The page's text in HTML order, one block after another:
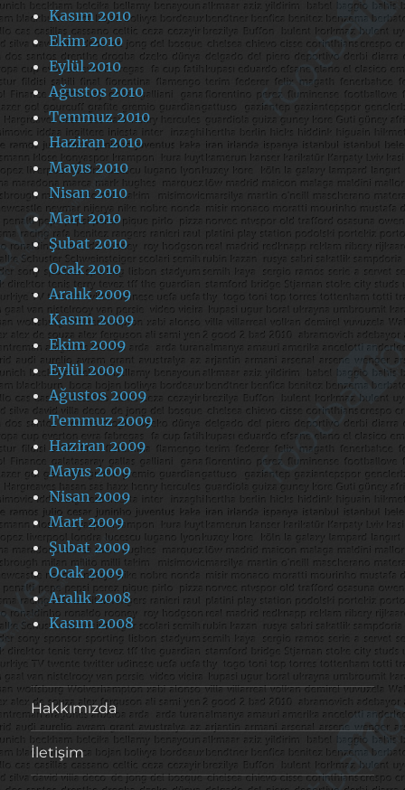
Kasım 2010
Ekim 2010
Eylül 2010
Ağustos 2010
Temmuz 2010
Haziran 2010
Mayıs 2010
Nisan 2010
Mart 2010
Şubat 2010
Ocak 2010
Aralık 2009
Kasım 2009
Ekim 2009
Eylül 2009
Ağustos 2009
Temmuz 2009
Haziran 2009
Mayıs 2009
Nisan 2009
Mart 2009
Şubat 2009
Ocak 2009
Aralık 2008
Kasım 2008
Hakkımızda
İletişim